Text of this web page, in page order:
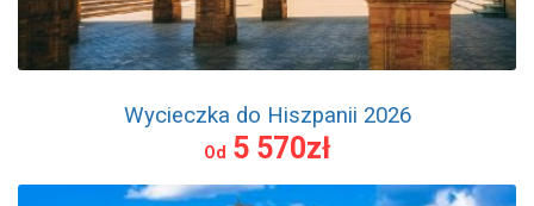
Wycieczka do Hiszpanii 2026
Od 5 570zł